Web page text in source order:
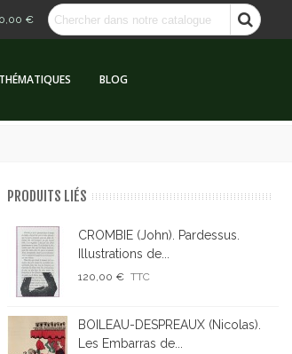
0,00 €
BLOG
PRODUITS LIÉS
CROMBIE (John). Pardessus.
Illustrations de...
120,00 € TTC
BOILEAU-DESPREAUX (Nicolas).
Les Embarras de...